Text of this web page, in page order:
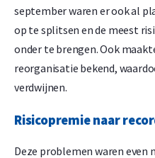
september waren er ook al
op te splitsen en de meest
onder te brengen. Ook
reorganisatie bekend,
verdwijnen.
Risicopremie naar
Deze problemen waren even